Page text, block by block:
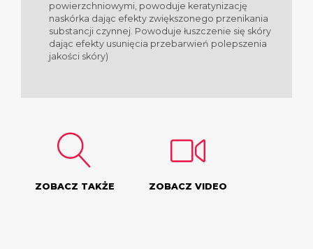
powierzchniowymi, powoduje keratynizację
naskórka dając efekty zwiększonego przenikania
substancji czynnej. Powoduje łuszczenie się skóry
dając efekty usunięcia przebarwień polepszenia
jakości skóry)
ZOBACZ TAKŻE ZOBACZ VIDEO